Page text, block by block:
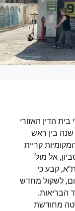
בית הדין האזורי
בין ראש
קריית
אל מול
קבע כי
"מכבי" נדרשת בפרק זמן של 90 יום, לשקול מחדש
הבריאות.
מחודשת